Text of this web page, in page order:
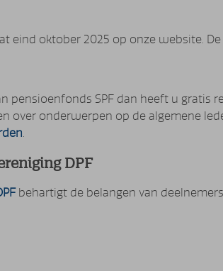
eind oktober 2025 op onze website.
pensioenfonds SPF dan heeft u gratis
over onderwerpen op de algemene
.
DPF
behartigt de belangen van